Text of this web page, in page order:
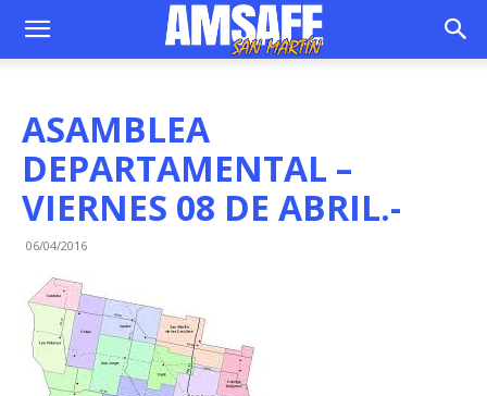
ASAMBLEA
DEPARTAMENTAL –
VIERNES 08 DE ABRIL.-
06/04/2016